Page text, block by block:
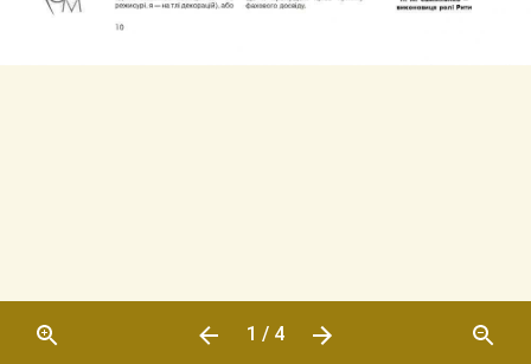
1 / 4